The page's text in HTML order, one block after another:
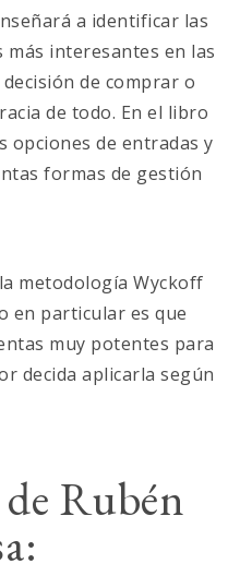
a identificar las
interesantes en las
de comprar o
de todo. En el libro
opciones de entradas y
formas de gestión
metodología Wyckoff
en particular es que
muy potentes para
decida aplicarla según
Rubén